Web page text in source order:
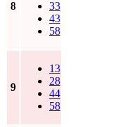
8
33
43
58
9
13
28
44
58